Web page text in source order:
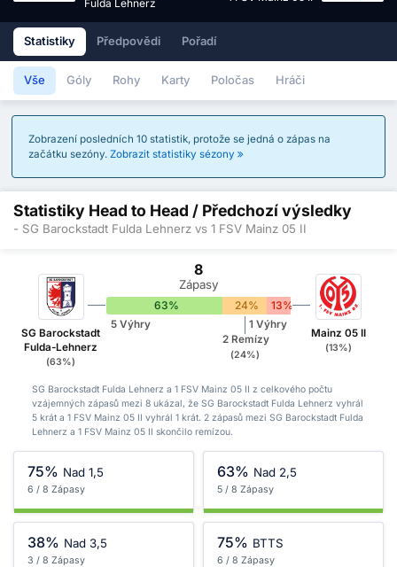
Fulda Lehnerz
Statistiky Předpovědi Pořadí
Vše Góly Rohy Karty Poločas Hráči
Zobrazení posledních 10 statistik, protože se jedná o zápas na
začátku sezóny. Zobrazit statistiky sézony
Statistiky Head to Head / Předchozí výsledky
- SG Barockstadt Fulda Lehnerz vs 1 FSV Mainz 05 II
SG Barockstadt
Fulda-Lehnerz
(63%)
8
Zápasy
63% 24% 13%
5 Výhry
2 Remízy
(24%)
1 Výhry
Mainz 05 II
(13%)
SG Barockstadt Fulda Lehnerz a 1 FSV Mainz 05 II z celkového počtu
vzájemných zápasů mezi 8 ukázal, že SG Barockstadt Fulda Lehnerz vyhrál
5 krát a 1 FSV Mainz 05 II vyhrál 1 krát. 2 zápasů mezi SG Barockstadt Fulda
Lehnerz a 1 FSV Mainz 05 II skončilo remízou.
75% Nad 1,5
6 / 8 Zápasy
63% Nad 2,5
5 / 8 Zápasy
38% Nad 3,5
3 / 8 Zápasy
75% BTTS
6 / 8 Zápasy